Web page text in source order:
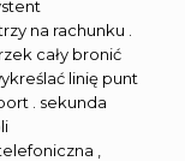
na rachunku .
cały bronić
linię punt
. sekunda
,